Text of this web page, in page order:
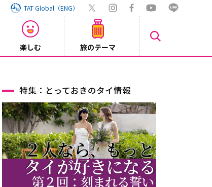
TAT Global（ENG）
楽しむ 旅のテーマ
特集：とっておきのタイ情報